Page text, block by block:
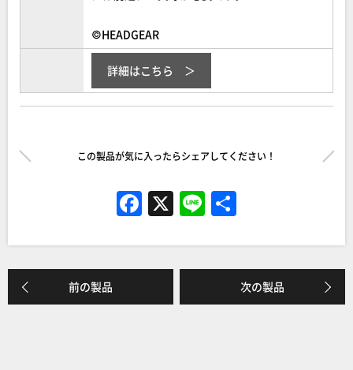
©HEADGEAR
詳細はこちら
この製品が気に入ったらシェアしてください！
F
a
c
e
b
X Li
n
e
前の製品 次の製品